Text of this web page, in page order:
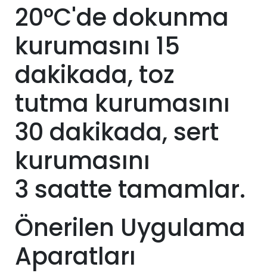
20°C'de dokunma
kurumasını 15
dakikada, toz
tutma kurumasını
30 dakikada, sert
kurumasını
3 saatte tamamlar.
Önerilen Uygulama
Aparatları